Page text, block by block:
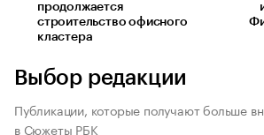
продолжается
строительство офисного
кластера
Выбор редакции
Публикации, которые получают больше
в Сюжеты РБК